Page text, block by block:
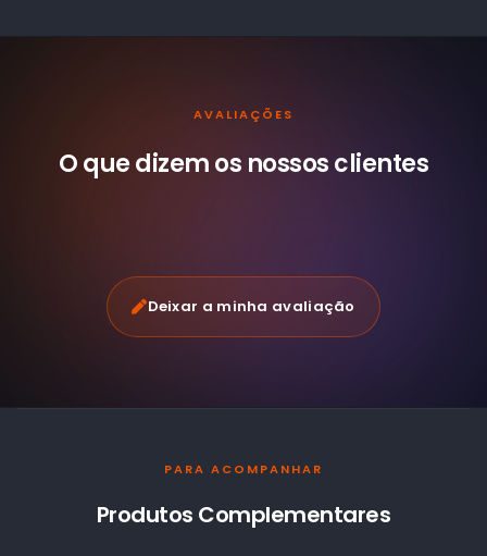
AVALIAÇÕES
O que dizem os nossosclientes
Deixar a minha avaliação
PARA ACOMPANHAR
Produtos Complementares